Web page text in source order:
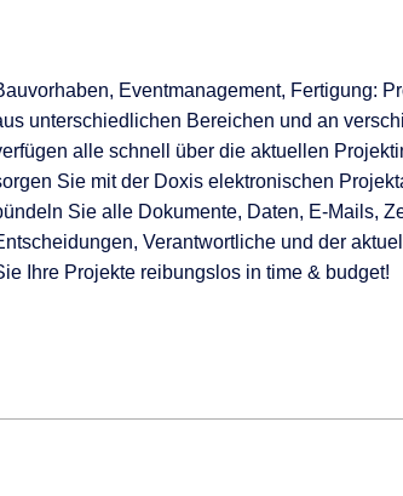
Eventmanagement, Fertigung:
unterschiedlichen Bereichen und an
alle schnell über die aktuellen
Sie mit der Doxis elektronischen
Sie alle Dokumente, Daten, E-Mails,
Verantwortliche und der
Ihre Projekte reibungslos in time & budget!